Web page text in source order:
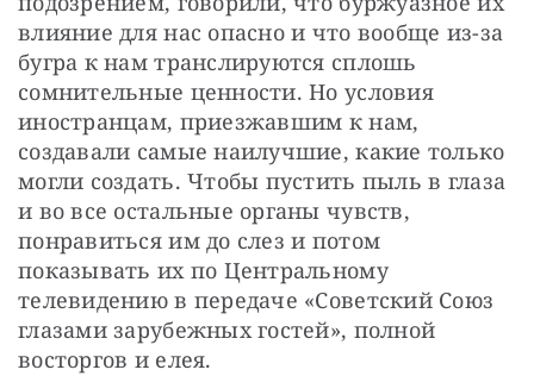
влияние для нас опасно и что вообще из-за
бугра к нам транслируются сплошь
сомнительные ценности. Но условия
иностранцам, приезжавшим к нам,
создавали самые наилучшие, какие только
могли создать. Чтобы пустить пыль в глаза
и во все остальные органы чувств,
понравиться им до слез и потом
показывать их по Центральному
телевидению в передаче «Советский Союз
глазами зарубежных гостей», полной
восторгов и елея.